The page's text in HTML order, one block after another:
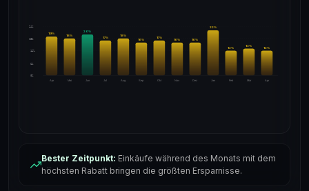
24%
18%
12%
6%
0%
Apr
19%
Mai
18%
Jun
20%
Jul
17%
Aug
18%
Sep
16%
Okt
17%
Nov
16%
Dez
16%
Jan
22%
Feb
12%
Mär
13%
Apr
12%
Bester Zeitpunkt: Einkäufe während des Monats mit dem
höchsten Rabatt bringen die größten Ersparnisse.